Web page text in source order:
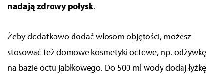
nadają zdrowy połysk.
Żeby dodatkowo dodać włosom objętości, możesz
stosować teżdomowe kosmetyki octowe, np. odżywkę
na bazie octu jabłkowego. Do 500 ml wody dodaj łyżkę